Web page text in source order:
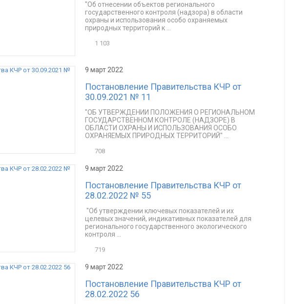
"Об отнесении объектов регионального
государственного контроля (надзора) в области
охраны и использования особо охраняемых
природных территорий к ...
1 103
9 март 2022
Постановление Правительства КЧР от
30.09.2021 № 11
"ОБ УТВЕРЖДЕНИИ ПОЛОЖЕНИЯ О РЕГИОНАЛЬНОМ
ГОСУДАРСТВЕННОМ КОНТРОЛЕ (НАДЗОРЕ) В
ОБЛАСТИ ОХРАНЫ И ИСПОЛЬЗОВАНИЯ ОСОБО
ОХРАНЯЕМЫХ ПРИРОДНЫХ ТЕРРИТОРИЙ" ...
708
9 март 2022
Постановление Правительства КЧР от
28.02.2022 № 55
"Об утверждении ключевых показателей и их
целевых значений, индикативных показателей для
регионального государственного экологического
контроля ...
719
9 март 2022
Постановление Правительства КЧР от
28.02.2022 56